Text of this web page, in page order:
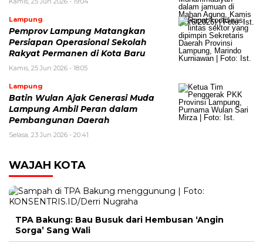
Lampung
Pemprov Lampung Matangkan
Persiapan Operasional Sekolah
Rakyat Permanen di Kota Baru
Kamis, 25 Jun 2026 - 18:05
Lampung
Batin Wulan Ajak Generasi Muda
Lampung Ambil Peran dalam
Pembangunan Daerah
Selasa, 23 Jun 2026 - 20:41
WAJAH KOTA
TPA Bakung: Bau Busuk dari Hembusan ‘Angin
Sorga’ Sang Wali